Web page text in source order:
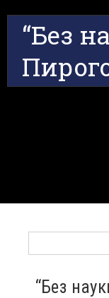
“Без
“Без